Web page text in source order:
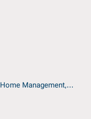
Management,…